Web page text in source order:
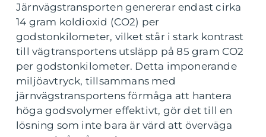
Järnvägstransporten genererar endast cirka
14 gram koldioxid (CO2) per
godstonkilometer, vilket står i stark kontrast
till vägtransportens utsläpp på 85 gram CO2
per godstonkilometer. Detta imponerande
miljöavtryck, tillsammans med
järnvägstransportens förmåga att hantera
höga godsvolymer effektivt, gör det till en
lösning som inte bara är värd att överväga